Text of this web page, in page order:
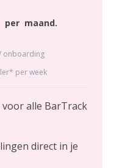
per maand.
onboarding
per week
alle BarTrack
direct in je